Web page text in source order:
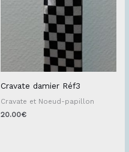
Cravate damier Réf3
Cravate et Noeud-papillon
20.00€